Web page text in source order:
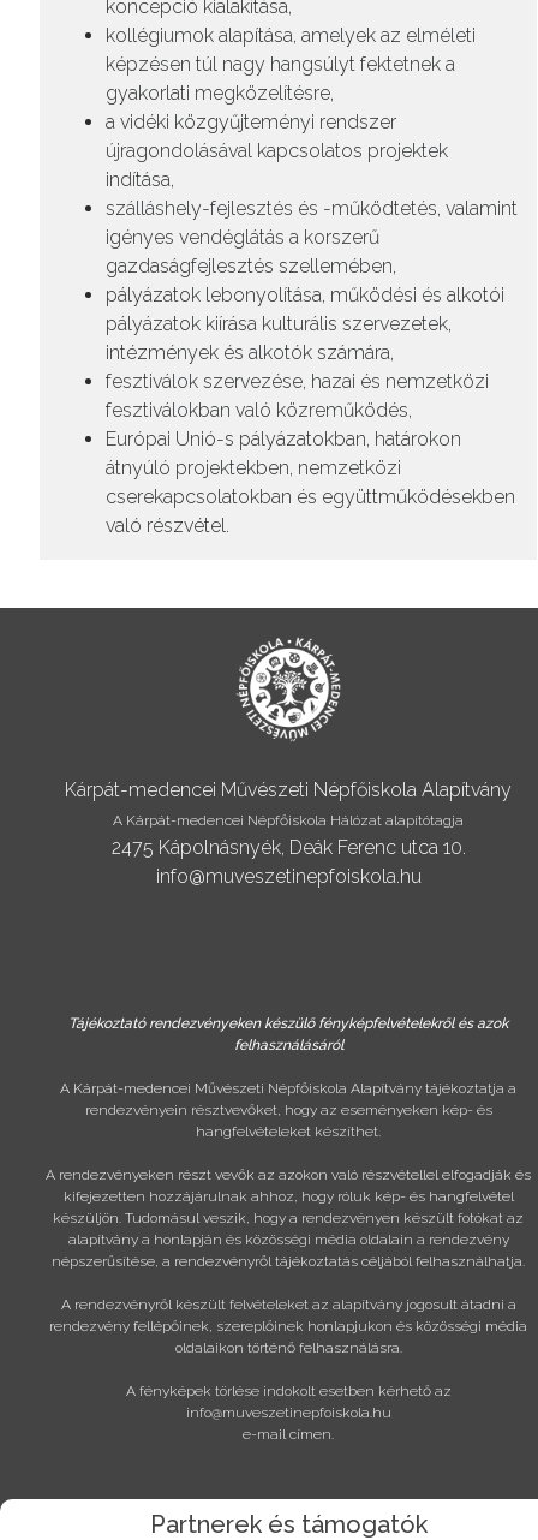
koncepció kialakítása,
kollégiumok alapítása, amelyek az elméleti
képzésen túl nagy hangsúlyt fektetnek a
gyakorlati megközelítésre,
a vidéki közgyűjteményi rendszer
újragondolásával kapcsolatos projektek
indítása,
szálláshely-fejlesztés és -működtetés, valamint
igényes vendéglátás a korszerű
gazdaságfejlesztés szellemében,
pályázatok lebonyolítása, működési és alkotói
pályázatok kiírása kulturális szervezetek,
intézmények és alkotók számára,
fesztiválok szervezése, hazai és nemzetközi
fesztiválokban való közreműködés,
Európai Unió-s pályázatokban, határokon
átnyúló projektekben, nemzetközi
cserekapcsolatokban és együttműködésekben
való részvétel.
Kárpát-medencei Művészeti Népfőiskola Alapítvány
A Kárpát-medencei Népfőiskola Hálózat alapítótagja
2475 Kápolnásnyék, Deák Ferenc utca 10.
info@muveszetinepfoiskola.hu
Tájékoztató rendezvényeken készülő fényképfelvételekről és azok
felhasználásáról
A Kárpát-medencei Művészeti Népfőiskola Alapítvány tájékoztatja a
rendezvényein résztvevőket, hogy az eseményeken kép- és
hangfelvételeket készíthet.
A rendezvényeken részt vevők az azokon való részvétellel elfogadják és
kifejezetten hozzájárulnak ahhoz, hogy róluk kép- és hangfelvétel
készüljön. Tudomásul veszik, hogy a rendezvényen készült fotókat az
alapítvány a honlapján és közösségi média oldalain a rendezvény
népszerűsítése, a rendezvényről tájékoztatás céljából felhasználhatja.
A rendezvényről készült felvételeket az alapítvány jogosult átadni a
rendezvény fellépőinek, szereplőinek honlapjukon és közösségi média
oldalaikon történő felhasználásra.
A fényképek törlése indokolt esetben kérhető az
info@muveszetinepfoiskola.hu
e-mail címen.
Partnerek és támogatók